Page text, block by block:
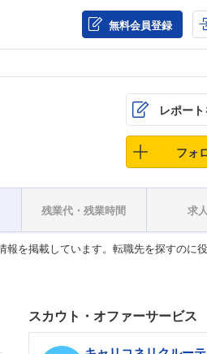
無料会員登録
レポー
フォ
残業代・残業時間 求
を掲載しています。転職先を探すのに
スカウト・オファーサービス